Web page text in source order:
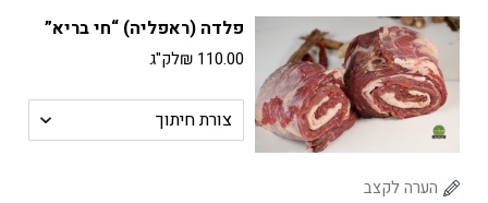
סטייק
"חי
בריא"
פלדה (ראפליה) “חי בריא”
₪ 110.00 לק"ג